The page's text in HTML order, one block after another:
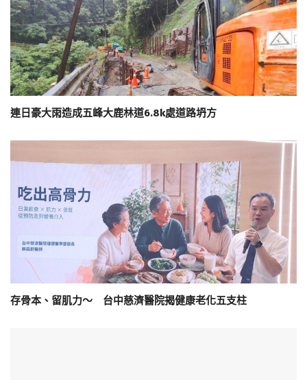
連日豪大雨造成五峰大鹿林道6.8k處道路坍方
存骨本、留肌力～ 台中慈濟醫院揭健康老化五支柱